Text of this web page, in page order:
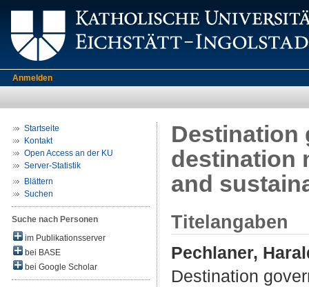
Anmelden
Startseite
Kontakt
Open Access an der KU
Server-Statistik
Blättern
Suchen
Suche nach Personen
im Publikationsserver
bei BASE
bei Google Scholar
Destination
destination
and
Titelangaben
Pechlaner,
Destination